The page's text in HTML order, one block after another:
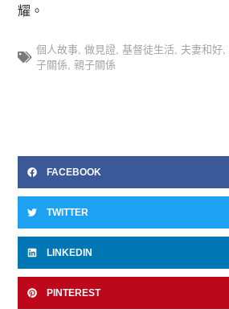
耀。
個人故事 做見證 基督徒生活 夫妻和好
子關係 親子關係
FACEBOOK
TWITTER
LINKEDIN
PINTEREST